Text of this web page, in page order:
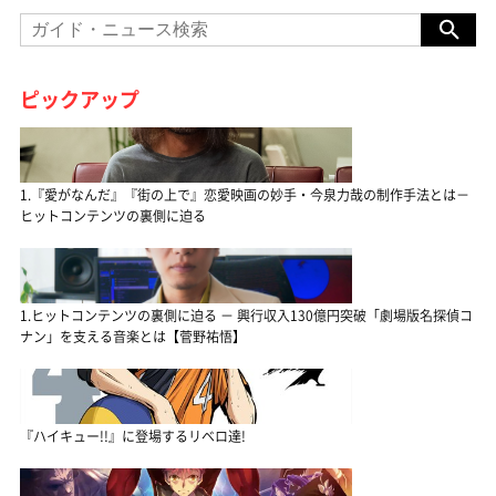
ピックアップ
1.『愛がなんだ』『街の上で』恋愛映画の妙手・今泉力哉の制作手法とは－
ヒットコンテンツの裏側に迫る
1.ヒットコンテンツの裏側に迫る － 興行収入130億円突破「劇場版名探偵コ
ナン」を支える音楽とは【菅野祐悟】
『ハイキュー!!』に登場するリベロ達!